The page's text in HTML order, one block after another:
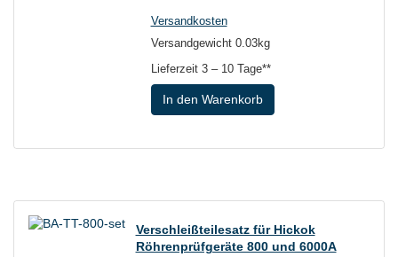
Versandkosten
Versandgewicht 0.03kg
Lieferzeit 3 – 10 Tage**
In den Warenkorb
Verschleißteilesatz für Hickok
Röhrenprüfgeräte 800 und 6000A